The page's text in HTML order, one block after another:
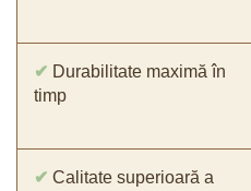
✔ Durabilitate maximă în
timp
✔ Calitate superioară a